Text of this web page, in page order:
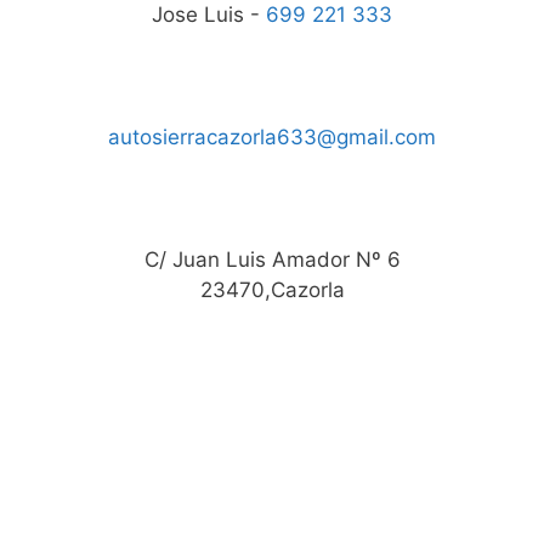
Jose Luis - 699 221 333
autosierracazorla633@gmail.com
C/ Juan Luis Amador Nº 6
23470,Cazorla